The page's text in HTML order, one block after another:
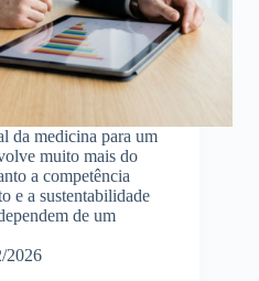
da medicina para um
muito mais do
a competência
e a sustentabilidade
de um
2026